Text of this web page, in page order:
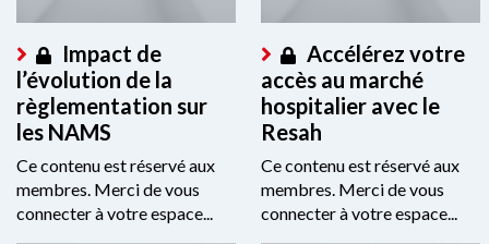
Impact de
l’évolution de la
règlementation sur
les NAMS
Ce contenu est réservé aux
membres. Merci de vous
connecter à votre espace...
Accélérez votre
accès au marché
hospitalier avec le
Resah
Ce contenu est réservé aux
membres. Merci de vous
connecter à votre espace...